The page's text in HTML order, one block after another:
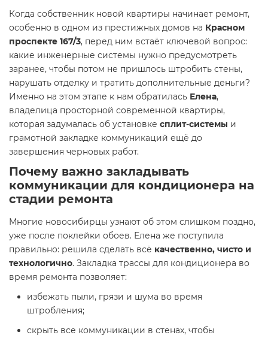
Когда собственник новой квартиры начинает ремонт,
особенно в одном из престижных домов на Красном
проспекте 167/3, перед ним встаёт ключевой вопрос:
какие инженерные системы нужно предусмотреть
заранее, чтобы потом не пришлось штробить стены,
нарушать отделку и тратить дополнительные деньги?
Именно на этом этапе к нам обратилась Елена,
владелица просторной современной квартиры,
которая задумалась об установке сплит-системы и
грамотной закладке коммуникаций ещё до
завершения черновых работ.
Почему важно закладывать
коммуникации для кондиционера на
стадии ремонта
Многие новосибирцы узнают об этом слишком поздно,
уже после поклейки обоев. Елена же поступила
правильно: решила сделать всё качественно, чисто и
технологично. Закладка трассы для кондиционера во
время ремонта позволяет:
избежать пыли, грязи и шума во время
штробления;
скрыть все коммуникации в стенах, чтобы